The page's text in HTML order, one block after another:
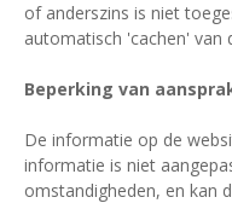
of anderszins is niet
automatisch 'cachen'
Beperking van
De informatie op de
informatie is niet
omstandigheden, en kan